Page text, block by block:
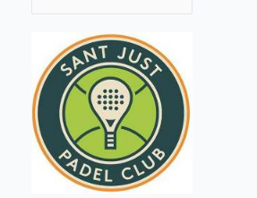
u
a
r